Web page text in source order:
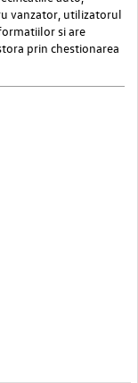
vanzator, utilizatorul
si are
prin chestionarea